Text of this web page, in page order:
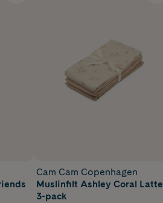
Cam Cam Copenhagen
Muslinfilt Ashley Coral Latte
3-pack